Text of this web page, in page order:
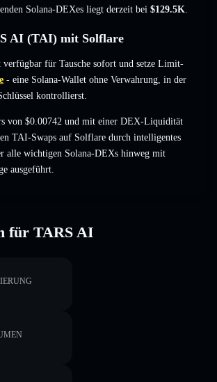
Solana-DEXes liegt derzeit bei $129.5K.
AI (TAI) mit Solflare
für Tausche sofort und setze Limit-
- eine Solana-Wallet ohne Verwahrung, in der
kontrollierst.
von $0.00742 und mit einer DEX-Liquidität
TAI-Swaps auf Solflare durch intelligentes
alle wichtigen Solana-DEXs hinweg mit
ausgeführt.
für TARS AI